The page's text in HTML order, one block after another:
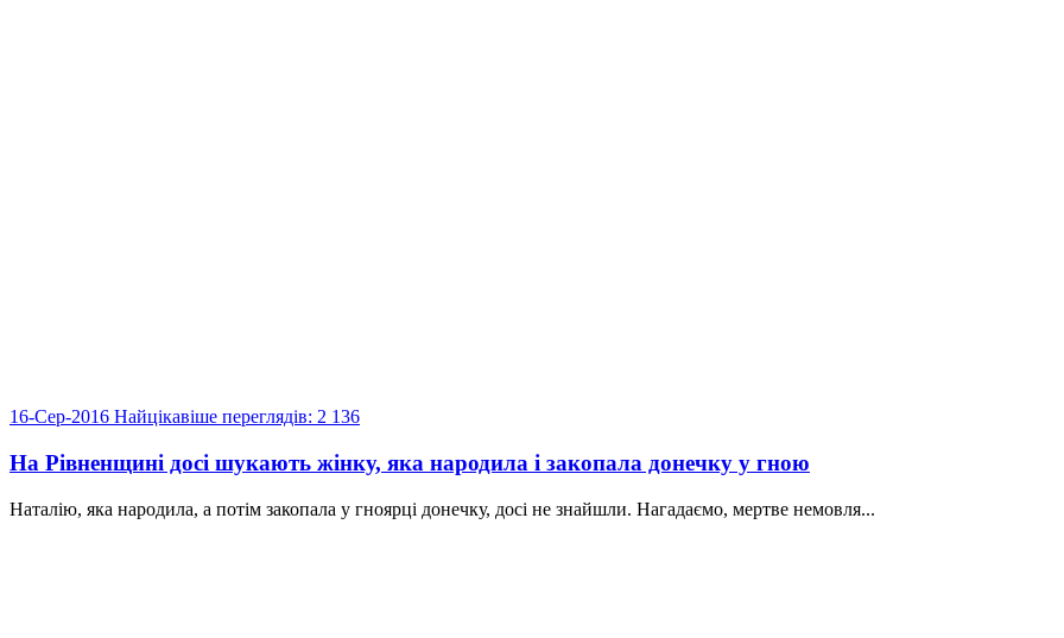
16-Сер-2016 Найцікавіше переглядів: 2 136
На Рівненщині досі шукають жінку, яка народила і закопала донечку у гною
Наталію, яка народила, а потім закопала у гноярці донечку, досі не знайшли. Нагадаємо, мертве немовля...